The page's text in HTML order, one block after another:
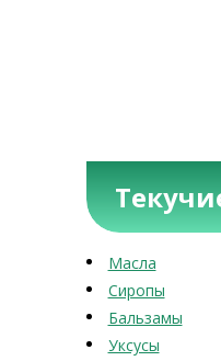
Масла
Сиропы
Бальзамы
Уксусы